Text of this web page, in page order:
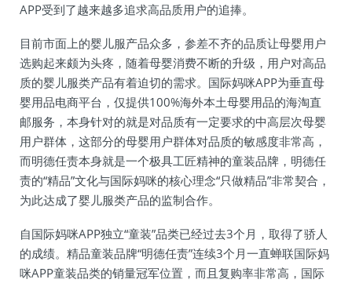
APP受到了越来越多追求高品质用户的追捧。
目前市面上的婴儿服产品众多，参差不齐的品质让母婴用户
选购起来颇为头疼，随着母婴消费不断的升级，用户对高品
质的婴儿服类产品有着迫切的需求。国际妈咪APP为垂直母
婴用品电商平台，仅提供100%海外本土母婴用品的海淘直
邮服务，本身针对的就是对品质有一定要求的中高层次母婴
用户群体，这部分的母婴用户群体对品质的敏感度非常高，
而明德任责本身就是一个极具工匠精神的童装品牌，明德任
责的“精品”文化与国际妈咪的核心理念“只做精品”非常契合，
为此达成了婴儿服类产品的监制合作。
自国际妈咪APP独立“童装”品类已经过去3个月，取得了骄人
的成绩。精品童装品牌“明德任责”连续3个月一直蝉联国际妈
咪APP童装品类的销量冠军位置，而且复购率非常高，国际